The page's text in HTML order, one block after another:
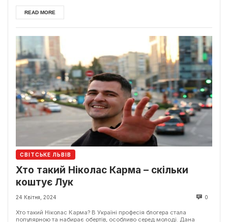
READ MORE
СВІТСЬКЕ ЛЬВІВ
Хто такий Ніколас Карма – скільки
коштує Лук
24 Квітня, 2024 0
Хто такий Ніколас Карма? В Україні професія блогера стала
популярною та набирає обертів, особливо серед молоді. Дана